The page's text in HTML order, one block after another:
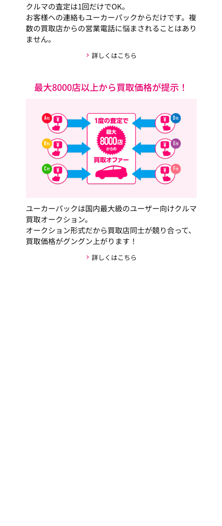
クルマの査定は1回だけでOK。
お客様への連絡もユーカーパックからだけです。複
数の買取店からの営業電話に悩まされることはあり
ません。
詳しくはこちら
最大8000店以上から買取価格が提示！
ユーカーパックは国内最大級のユーザー向けクルマ
買取オークション。
オークション形式だから買取店同士が競り合って、
買取価格がグングン上がります！
詳しくはこちら